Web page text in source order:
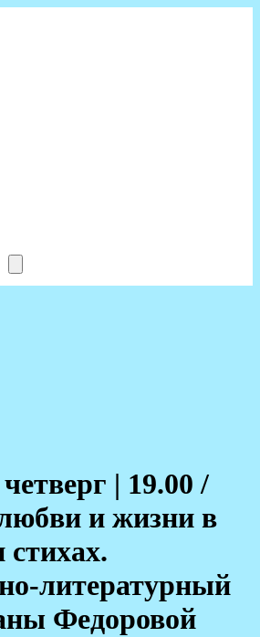
| 19.00 /
и жизни в
стихах.
литературный
Федоровой